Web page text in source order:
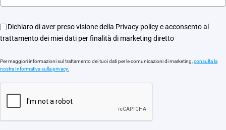
Dichiaro di aver preso visione della Privacy policy e acconsento al
trattamento dei miei dati per finalità di marketing diretto
Per maggiori informazioni sul trattamento dei tuoi dati per le comunicazioni di marketing, consulta la
nostra Informativa sulla privacy.